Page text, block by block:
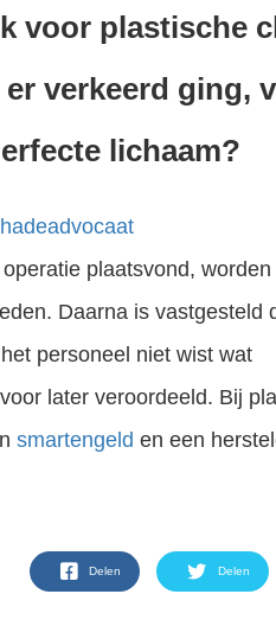
voor plastische
verkeerd ging,
lichaam?
plaatsvond,
Daarna is
personeel niet wist wat
later veroordeeld. Bij
smartengeld en een
Delen Delen